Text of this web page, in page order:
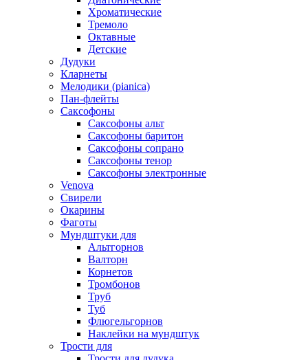
Хроматические
Тремоло
Октавные
Детские
Дудуки
Кларнеты
Мелодики (pianica)
Пан-флейты
Саксофоны
Саксофоны альт
Саксофоны баритон
Саксофоны сопрано
Саксофоны тенор
Саксофоны электронные
Venova
Свирели
Окарины
Фаготы
Мундштуки для
Альтгорнов
Валторн
Корнетов
Тромбонов
Труб
Туб
Флюгельгорнов
Наклейки на мундштук
Трости для